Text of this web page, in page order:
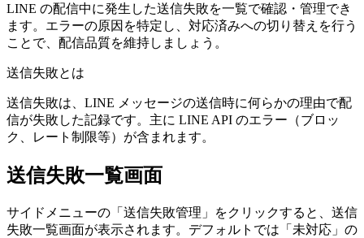
LINE の配信中に発生した送信失敗を一覧で確認・管理でき
ます。エラーの原因を特定し、対応済みへの切り替えを行う
ことで、配信品質を維持しましょう。
送信失敗とは
送信失敗は、LINE メッセージの送信時に何らかの理由で配
信が失敗した記録です。主に LINE API のエラー（ブロッ
ク、レート制限等）が含まれます。
送信失敗一覧画面
サイドメニューの「送信失敗管理」をクリックすると、送信
失敗一覧画面が表示されます。デフォルトでは「未対応」の